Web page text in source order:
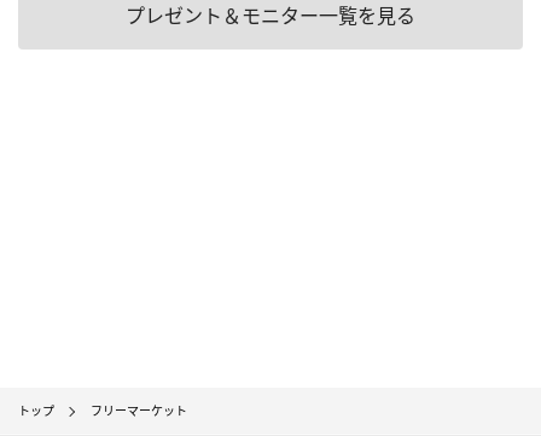
プレゼント＆モニター一覧を見る
トップ フリーマーケット